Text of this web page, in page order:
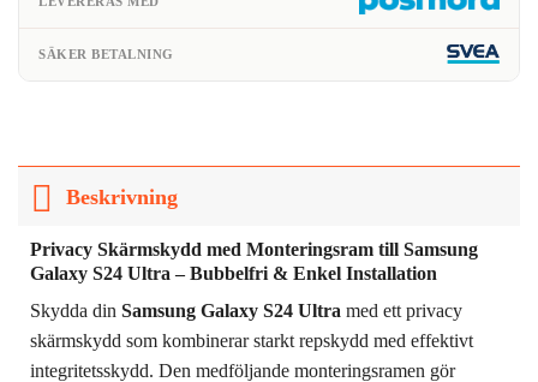
SÄKER BETALNING
Beskrivning
Privacy Skärmskydd med Monteringsram till Samsung
Galaxy S24 Ultra – Bubbel­fri & Enkel Installation
Skydda din Samsung Galaxy S24 Ultra med ett privacy
skärmskydd som kombinerar starkt repskydd med effektivt
integritetsskydd. Den medföljande monteringsramen gör